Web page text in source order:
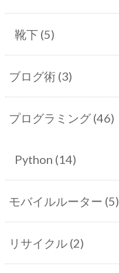
靴下 (5)
ブログ術 (3)
プログラミング (46)
Python (14)
モバイルルーター (5)
リサイクル (2)